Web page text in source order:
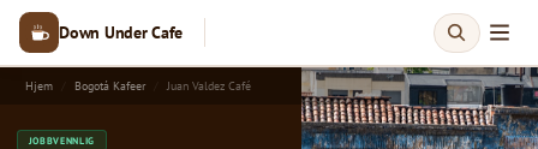
Down Under Cafe
Hjem Bogotá Kafeer Juan Valdez Café
JOBBVENNLIG